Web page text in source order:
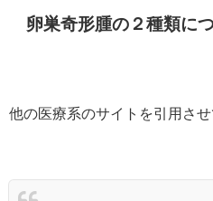
卵巣奇形腫の２種類に
他の医療系のサイトを引用させ